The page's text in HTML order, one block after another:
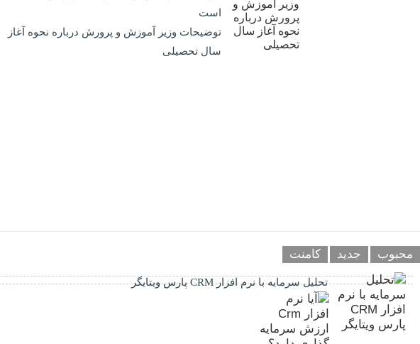
است
توضیحات وزیر آموزش و پرورش درباره نحوه آغاز
سال تحصیلی
محبوب جدید کامنت
تحلیل سرمایه با نرم افزار CRM پارس ویتایگر